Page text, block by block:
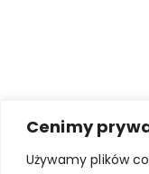
Cenimy
Używamy plików